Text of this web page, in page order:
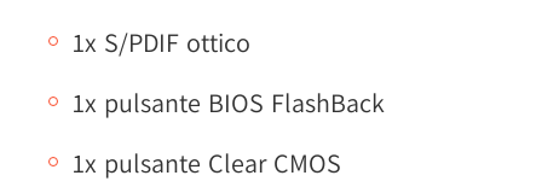
1x S/PDIF ottico
1x pulsante BIOS FlashBack
1x pulsante Clear CMOS